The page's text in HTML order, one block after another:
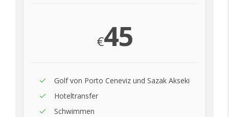
€45
Golf von Porto Ceneviz und Sazak Akseki
Hoteltransfer
Schwimmen